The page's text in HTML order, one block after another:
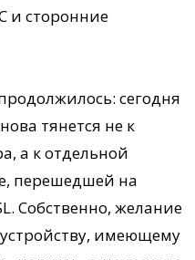
и сторонние
сегодня
тянется не к
а к отдельной
перешедшей на
Собственно, желание
имеющему